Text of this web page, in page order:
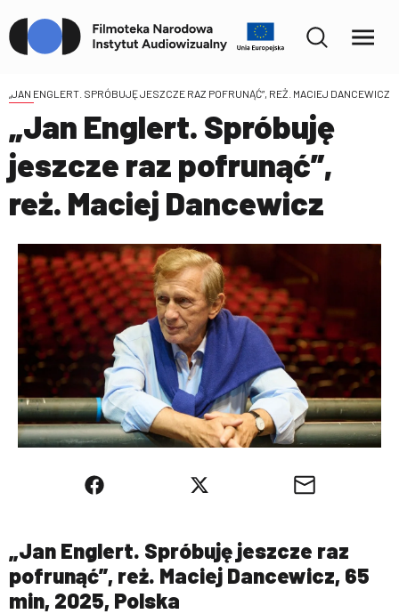
„JAN ENGLERT. SPRÓBUJĘ JESZCZE RAZ POFRUNĄĆ”, REŻ. MACIEJ DANCEWICZ
„Jan Englert. Spróbuję
jeszcze raz pofrunąć”,
reż. Maciej Dancewicz
„Jan Englert. Spróbuję jeszcze raz
pofrunąć”, reż. Maciej Dancewicz, 65
min, 2025, Polska